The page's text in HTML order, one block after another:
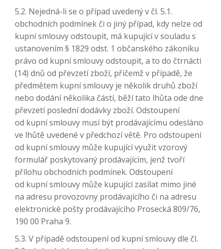
5.2. Nejedná-li se o případ uvedený v čl. 5.1.
obchodních podmínek či o jiný případ, kdy nelze od
kupní smlouvy odstoupit, má kupující v souladu s
ustanovením § 1829 odst. 1 občanského zákoníku
právo od kupní smlouvy odstoupit, a to do čtrnácti
(14) dnů od převzetí zboží, přičemž v případě, že
předmětem kupní smlouvy je několik druhů zboží
nebo dodání několika částí, běží tato lhůta ode dne
převzetí poslední dodávky zboží. Odstoupení
od kupní smlouvy musí být prodávajícímu odesláno
ve lhůtě uvedené v předchozí větě. Pro odstoupení
od kupní smlouvy může kupující využit vzorový
formulář poskytovaný prodávajícím, jenž tvoří
přílohu obchodních podmínek. Odstoupení
od kupní smlouvy může kupující zasílat mimo jiné
na adresu provozovny prodávajícího či na adresu
elektronické pošty prodávajícího Prosecká 809/76,
190 00 Praha 9.
5.3. V případě odstoupení od kupní smlouvy dle čl.